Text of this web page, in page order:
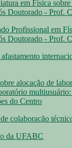
em Física
Doutorado - Prof.
Profissional em
Doutorado - Prof.
alocação de
do Centro
colaboração
da UFABC